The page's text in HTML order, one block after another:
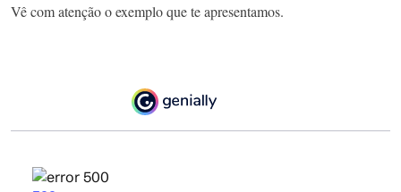
Vê com atenção o exemplo que te apresentamos.